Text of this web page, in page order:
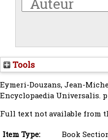
Tools
Eymeri-Douzans, Jean-
Encyclopaedia Universalis.
Full text not available from
Item Type:
Book